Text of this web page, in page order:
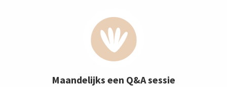
Maandelijks een Q&A sessie